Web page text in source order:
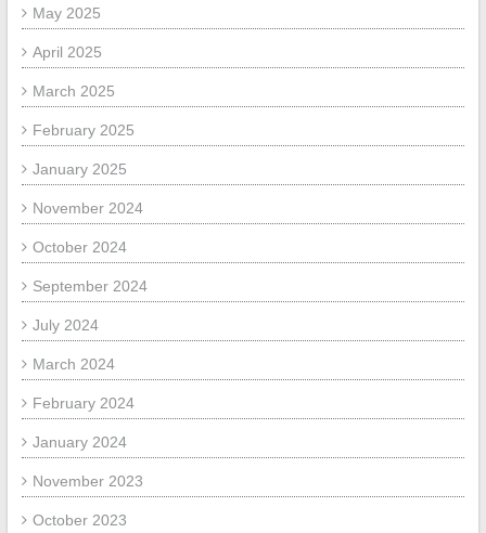
May 2025
April 2025
March 2025
February 2025
January 2025
November 2024
October 2024
September 2024
July 2024
March 2024
February 2024
January 2024
November 2023
October 2023